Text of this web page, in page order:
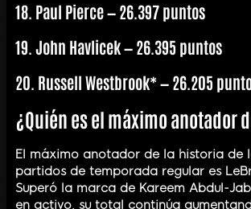
18. Paul Pierce — 26.397 puntos
19. John Havlicek — 26.395 puntos
20. Russell Westbrook* — 26.205
¿Quién es el máximo anotador
El máximo anotador de la historia de
partidos de temporada regular es
Superó la marca de Kareem Abdul-
en activo, su total continúa